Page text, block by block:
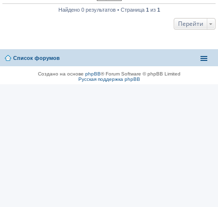
Найдено 0 результатов • Страница 1 из 1
Перейти
Список форумов
Создано на основе phpBB® Forum Software © phpBB Limited
Русская поддержка phpBB